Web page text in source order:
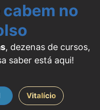
cabem no
, dezenas de cursos,
saber está aqui!
Vitalício